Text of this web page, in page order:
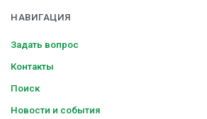
НАВИГАЦИЯ
Задать вопрос
Контакты
Поиск
Новости и события